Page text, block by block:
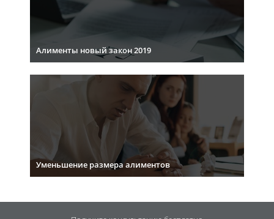
Алименты новый закон 2019
Уменьшение размера алиментов